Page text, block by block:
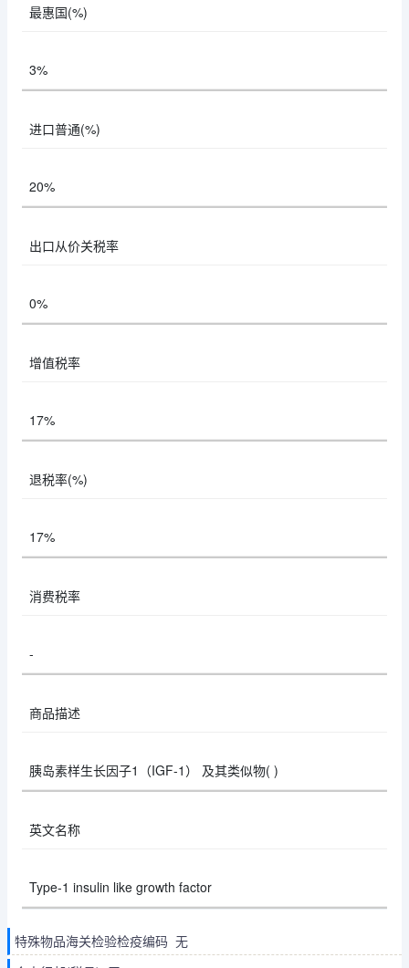
最惠国(%)
3%
进口普通(%)
20%
出口从价关税率
0%
增值税率
17%
退税率(%)
17%
消费税率
-
商品描述
胰岛素样生长因子1（IGF-1） 及其类似物( )
英文名称
Type-1 insulin like growth factor
特殊物品海关检验检疫编码 无